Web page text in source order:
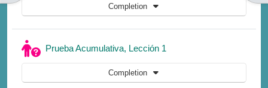
Completion
Prueba Acumulativa, Lección 1
Completion